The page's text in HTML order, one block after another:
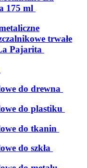
175 ml
trwałe
Pajarita
do drewna
do plastiku
do tkanin
do szkła